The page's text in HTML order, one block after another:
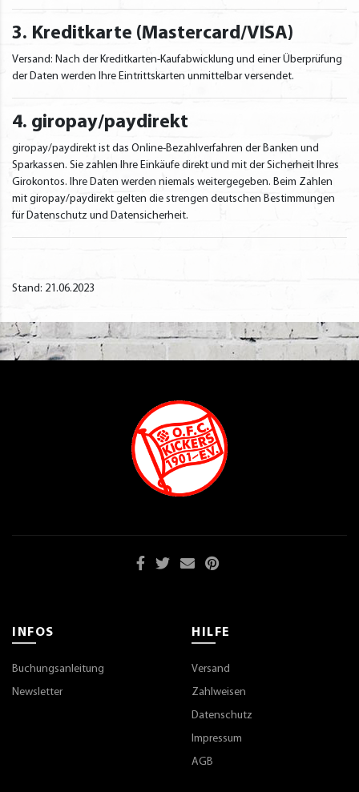
3. Kreditkarte (Mastercard/VISA)
Versand: Nach der Kreditkarten-Kaufabwicklung und einer Überprüfung
der Daten werden Ihre Eintrittskarten unmittelbar versendet.
4. giropay/paydirekt
giropay/paydirekt ist das Online-Bezahlverfahren der Banken und
Sparkassen. Sie zahlen Ihre Einkäufe direkt und mit der Sicherheit Ihres
Girokontos. Ihre Daten werden niemals weitergegeben. Beim Zahlen
mit giropay/paydirekt gelten die strengen deutschen Bestimmungen
für Datenschutz und Datensicherheit.
Stand: 21.06.2023
INFOS
Buchungsanleitung
Newsletter
HILFE
Versand
Zahlweisen
Datenschutz
Impressum
AGB